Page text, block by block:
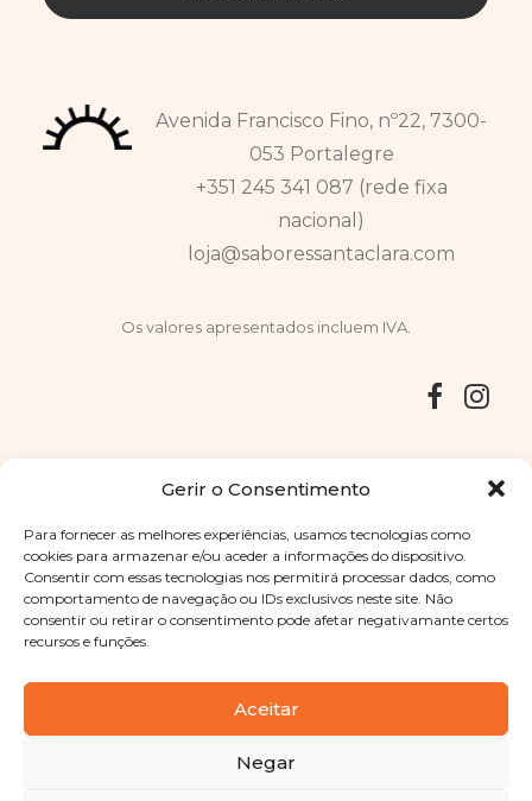
Gerir o Consentimento
Para fornecer as melhores experiências, usamos tecnologias como
cookies para armazenar e/ou aceder a informações do dispositivo.
Consentir com essas tecnologias nos permitirá processar dados, como
comportamento de navegação ou IDs exclusivos neste site. Não
consentir ou retirar o consentimento pode afetar negativamante certos
recursos e funções.
Aceitar
Negar
Avenida Francisco Fino, nº22, 7300-
053 Portalegre
+351 245 341 087 (rede fixa
nacional)
loja@saboressantaclara.com
Os valores apresentados incluem IVA.
Copyright © 2025 Sabores Santa Clara
. Todos os direitos
reservadosPolítica de Privacidade |Termos e condições
Designed byShift Your Branding Agency